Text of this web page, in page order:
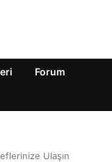
Forum
Ulaşın